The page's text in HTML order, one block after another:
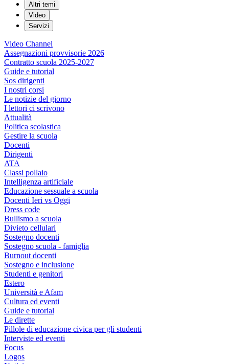
Altri temi
Video
Servizi
Video Channel
Assegnazioni provvisorie 2026
Contratto scuola 2025-2027
Guide e tutorial
Sos dirigenti
I nostri corsi
Le notizie del giorno
I lettori ci scrivono
Attualità
Politica scolastica
Gestire la scuola
Docenti
Dirigenti
ATA
Classi pollaio
Intelligenza artificiale
Educazione sessuale a scuola
Docenti Ieri vs Oggi
Dress code
Bullismo a scuola
Divieto cellulari
Sostegno docenti
Sostegno scuola - famiglia
Burnout docenti
Sostegno e inclusione
Studenti e genitori
Estero
Università e Afam
Cultura ed eventi
Guide e tutorial
Le dirette
Pillole di educazione civica per gli studenti
Interviste ed eventi
Focus
Logos